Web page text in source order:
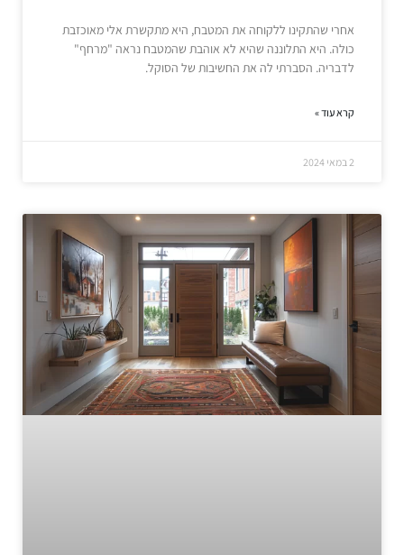
אחרי שהתקינו ללקוחה את המטבח, היא מתקשרת אלי מאוכזבת
כולה. היא התלוננה שהיא לא אוהבת שהמטבח נראה "מרחף"
לדבריה. הסברתי לה את החשיבות של הסוקל.
קרא עוד »
2 במאי 2024